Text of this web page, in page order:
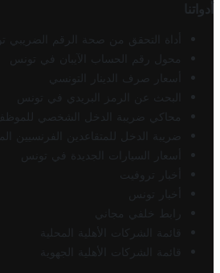
أدواتنا
أداة التحقق من صحة الرقم الضريبي
محول رقم الحساب الآيبان في تونس
أسعار صرف الدينار التونسي
البحث عن الرمز البريدي في تونس
محاكي ضريبة الدخل الشخصي للموظف/
ضريبة الدخل للمتقاعدين الفرنسيين
أسعار السيارات الجديدة في تونس
أخبار تروفيت
أخبار تونس
رابط خلفي مجاني
قائمة الشركات الأهلية المحلية
قائمة الشركات الأهلية الجهوية